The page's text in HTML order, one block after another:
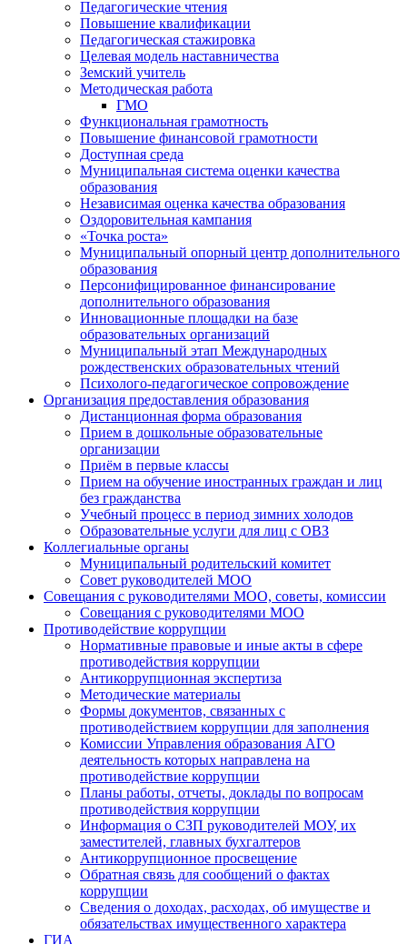
Педагогические чтения
Повышение квалификации
Педагогическая стажировка
Целевая модель наставничества
Земский учитель
Методическая работа
ГМО
Функциональная грамотность
Повышение финансовой грамотности
Доступная среда
Муниципальная система оценки качества
образования
Независимая оценка качества образования
Оздоровительная кампания
«Точка роста»
Муниципальный опорный центр дополнительного
образования
Персонифицированное финансирование
дополнительного образования
Инновационные площадки на базе
образовательных организаций
Муниципальный этап Международных
рождественских образовательных чтений
Психолого-педагогическое сопровождение
Организация предоставления образования
Дистанционная форма образования
Прием в дошкольные образовательные
организации
Приём в первые классы
Прием на обучение иностранных граждан и лиц
без гражданства
Учебный процесс в период зимних холодов
Образовательные услуги для лиц с ОВЗ
Коллегиальные органы
Муниципальный родительский комитет
Совет руководителей МОО
Совещания с руководителями МОО, советы, комиссии
Совещания с руководителями МОО
Противодействие коррупции
Нормативные правовые и иные акты в сфере
противодействия коррупции
Антикоррупционная экспертиза
Методические материалы
Формы документов, связанных с
противодействием коррупции для заполнения
Комиссии Управления образования АГО
деятельность которых направлена на
противодействие коррупции
Планы работы, отчеты, доклады по вопросам
противодействия коррупции
Информация о СЗП руководителей МОУ, их
заместителей, главных бухгалтеров
Антикоррупционное просвещение
Обратная связь для сообщений о фактах
коррупции
Сведения о доходах, расходах, об имуществе и
обязательствах имущественного характера
ГИА